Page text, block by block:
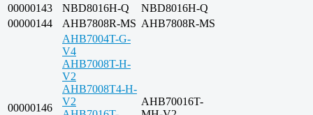
00000143 NBD8016H-Q
NBD8016H-Q
00000144
AHB7808R-MS AHB7808R-MS
00000146
AHB7004T-G-
V4
AHB7008T-H-
V2
AHB7008T4-H-
V2
AHB70016T-